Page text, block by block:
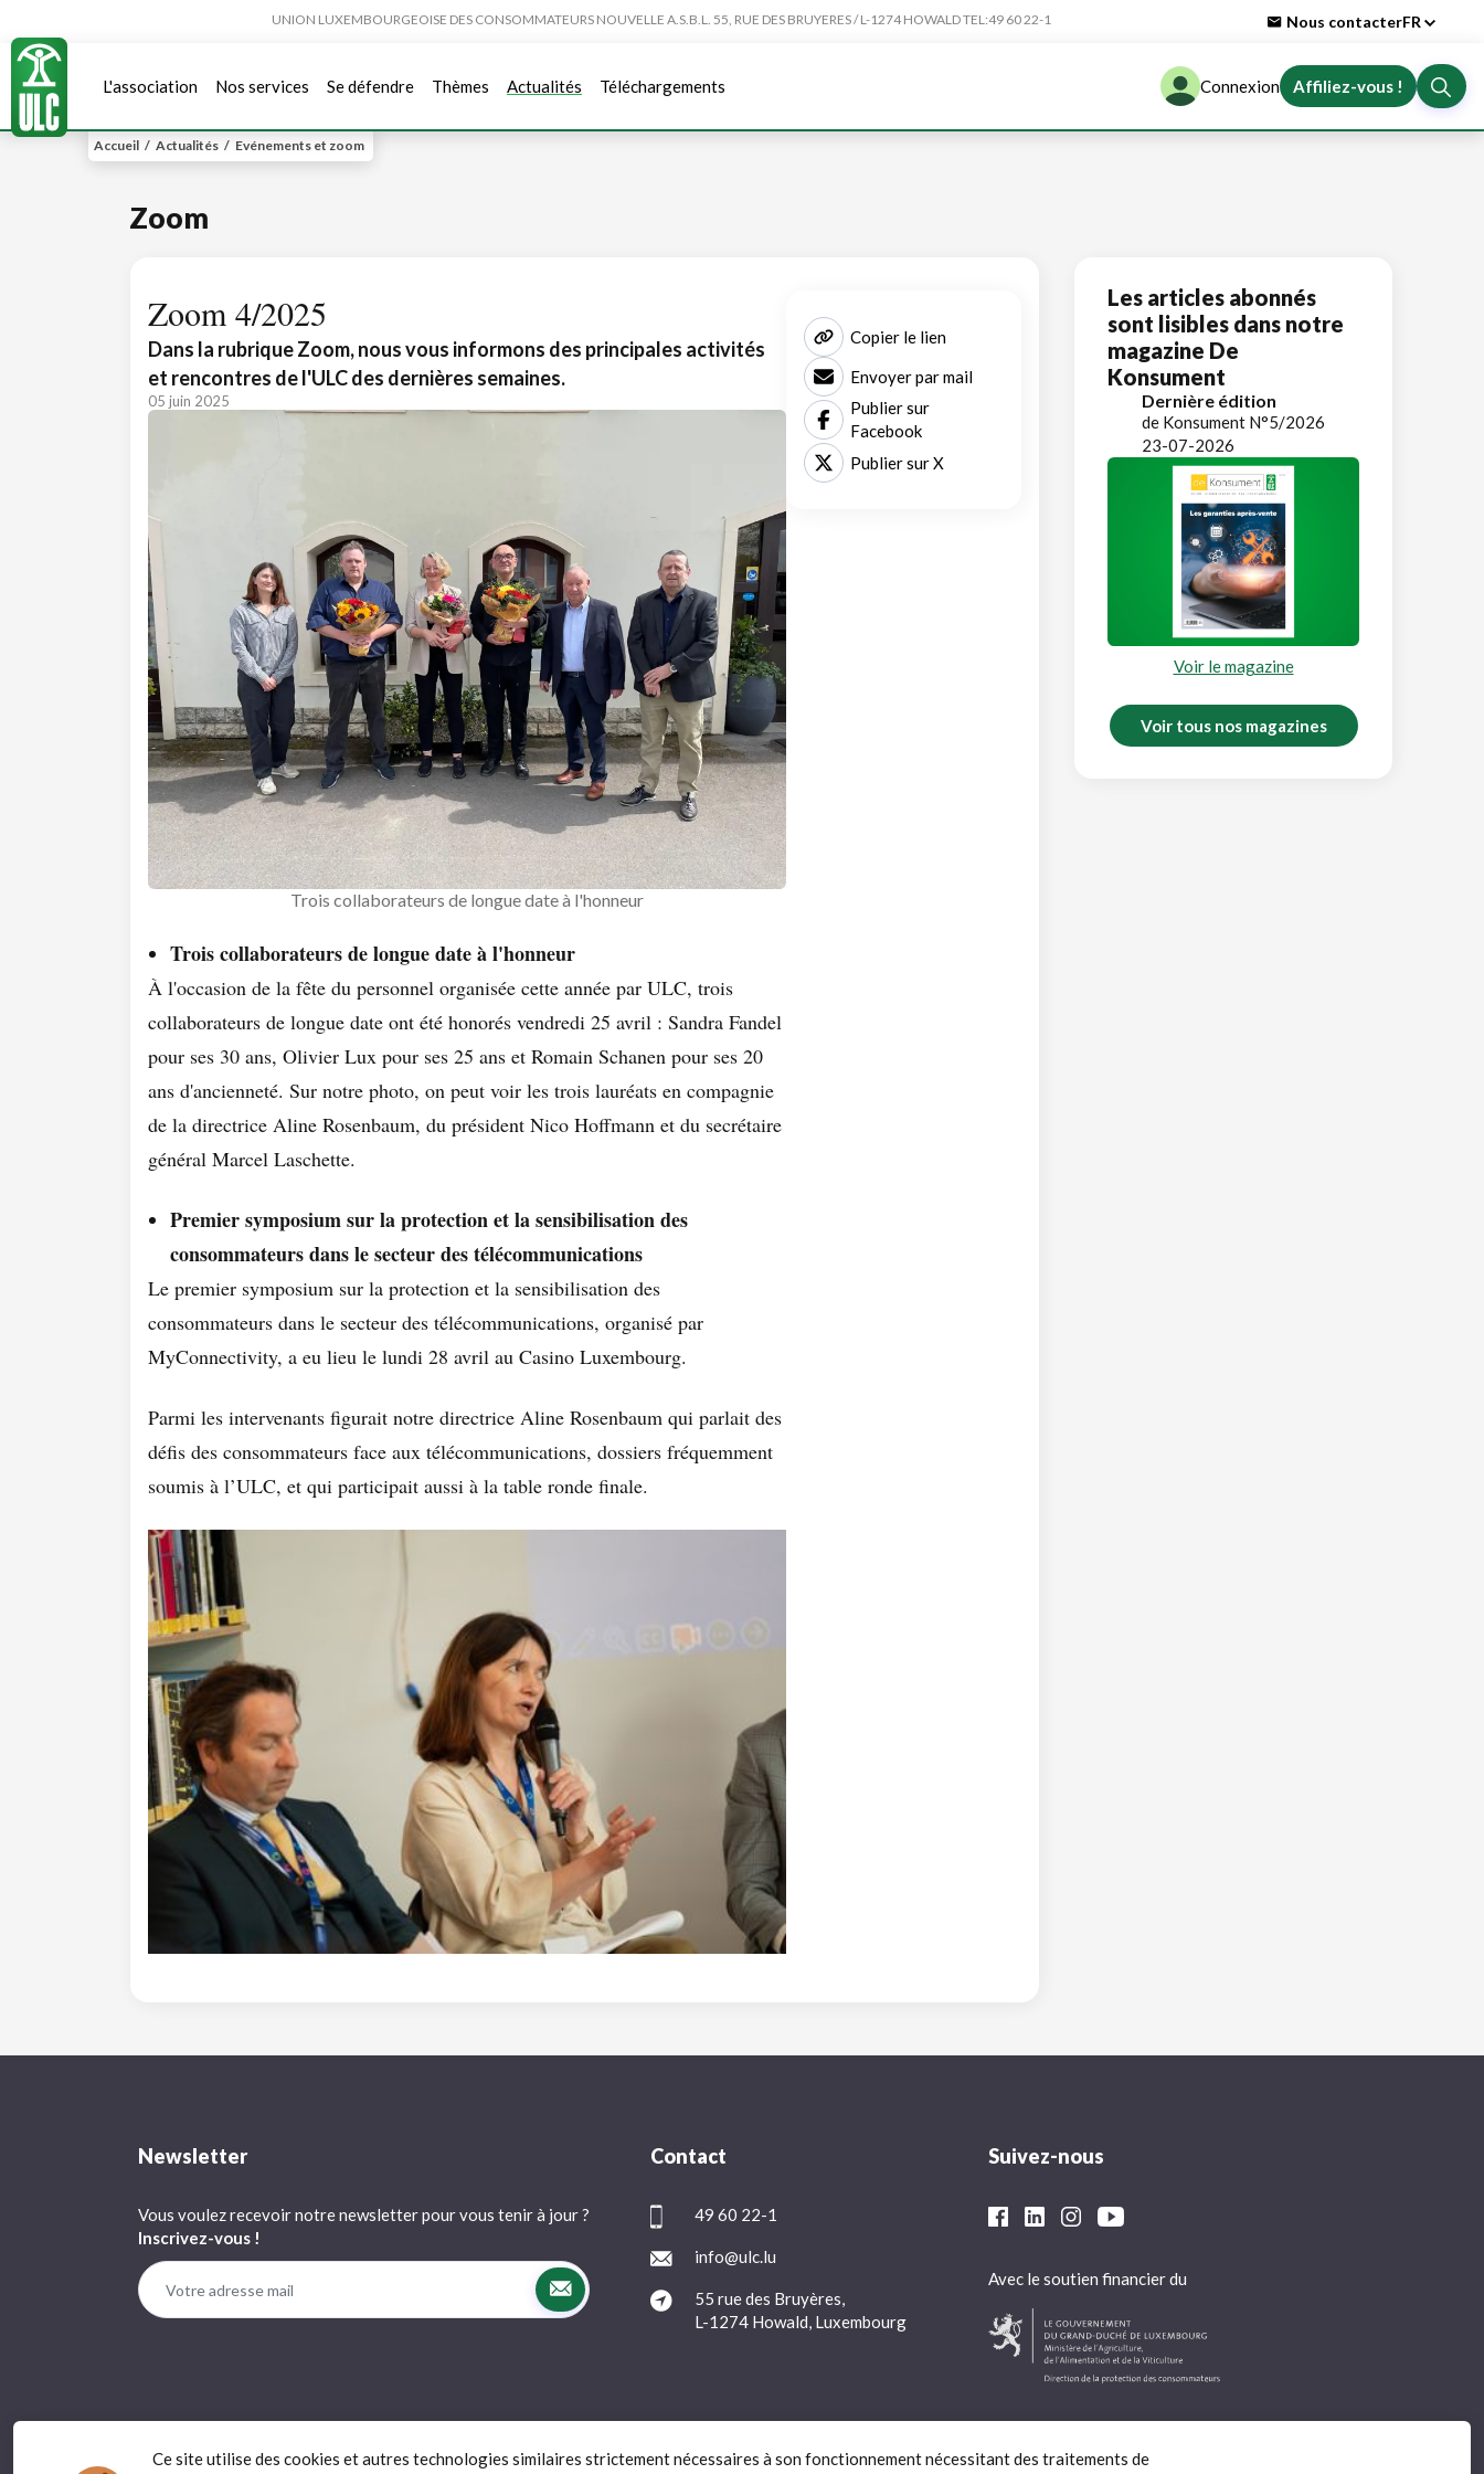
UNION LUXEMBOURGEOISE DES CONSOMMATEURS NOUVELLE A.S.B.L. 55, RUE DES BRUYERES / L-1274 HOWALD TEL:49 60 22-1 Nous contacterFR
L'association Nos services Se défendre Thèmes Actualités Téléchargements Connexion Affiliez-vous !
Accueil / Actualités / Evénements et zoom
Zoom
Zoom 4/2025
Dans la rubrique Zoom, nous vous informons des principales activités
et rencontres de l'ULC des dernières semaines.
05 juin 2025
Trois collaborateurs de longue date à l'honneur
Trois collaborateurs de longue date à l'honneur
À l'occasion de la fête du personnel organisée cette année par ULC, trois
collaborateurs de longue date ont été honorés vendredi 25 avril : Sandra Fandel
pour ses 30 ans, Olivier Lux pour ses 25 ans et Romain Schanen pour ses 20
ans d'ancienneté. Sur notre photo, on peut voir les trois lauréats en compagnie
de la directrice Aline Rosenbaum, du président Nico Hoffmann et du secrétaire
général Marcel Laschette.
Premier symposium sur la protection et la sensibilisation des
consommateurs dans le secteur des télécommunications
Le premier symposium sur la protection et la sensibilisation des
consommateurs dans le secteur des télécommunications, organisé par
MyConnectivity, a eu lieu le lundi 28 avril au Casino Luxembourg.
Parmi les intervenants figurait notre directrice Aline Rosenbaum qui parlait des
défis des consommateurs face aux télécommunications, dossiers fréquemment
soumis à l’ULC, et qui participait aussi à la table ronde finale.
Copier le lien
Envoyer par mail
Publier sur
Facebook
Publier sur X
Les articles abonnés
sont lisibles dans notre
magazine De
Konsument
Dernière édition
de Konsument N°5/2026
23-07-2026
Voir le magazine
Voir tous nos magazines
Newsletter
Vous voulez recevoir notre newsletter pour vous tenir à jour ?
Inscrivez-vous !
Contact
49 60 22-1
info@ulc.lu
55 rue des Bruyères,
L-1274 Howald, Luxembourg
Suivez-nous
Avec le soutien financier du
Ce site utilise des cookies et autres technologies similaires strictement nécessaires à son fonctionnement nécessitant des traitements de